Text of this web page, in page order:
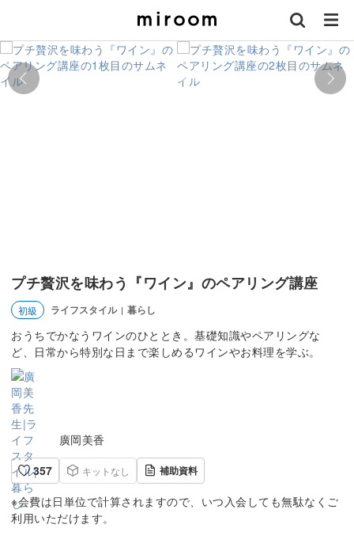
プチ贅沢を味わう『ワイン』のペアリング講座
初級 ライフスタイル | 暮らし
おうちでかなうワインのひととき。基礎知識やペアリングな
ど、日常から特別な日まで楽しめるワインやお料理を学ぶ。
廣岡美香
357
キットなし 補助資料
※会費は日単位で計算されますので、いつ入会しても無駄なくご
利用いただけます。